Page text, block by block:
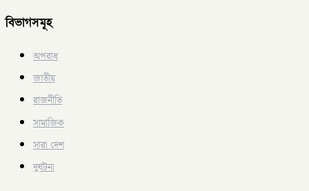
বিভাগসমূহ
অপরাধ
জাতীয়
রাজনীতি
সামাজিক
সারা দেশ
দুর্ঘটনা